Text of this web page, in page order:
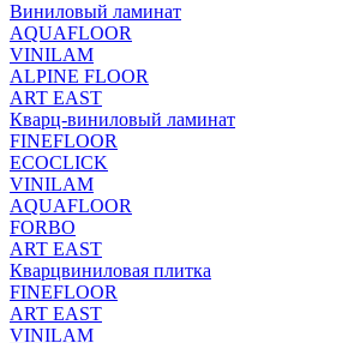
Виниловый ламинат
AQUAFLOOR
VINILAM
ALPINE FLOOR
ART EAST
Кварц-виниловый ламинат
FINEFLOOR
ECOCLICK
VINILAM
AQUAFLOOR
FORBO
ART EAST
Кварцвиниловая плитка
FINEFLOOR
ART EAST
VINILAM